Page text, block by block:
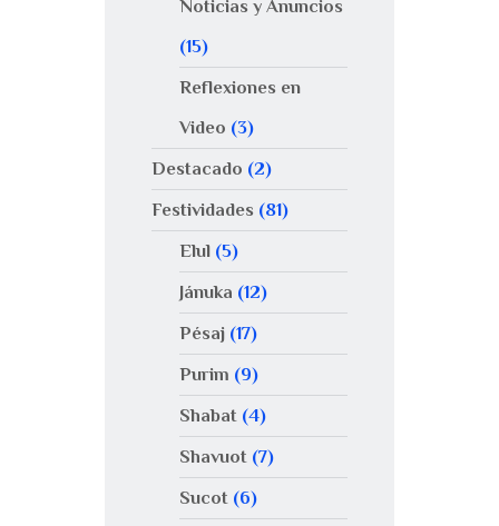
Noticias y Anuncios
(15)
Reflexiones en
Video (3)
Destacado (2)
Festividades (81)
Elul(5)
Jánuka (12)
Pésaj(17)
Purim (9)
Shabat(4)
Shavuot(7)
Sucot(6)